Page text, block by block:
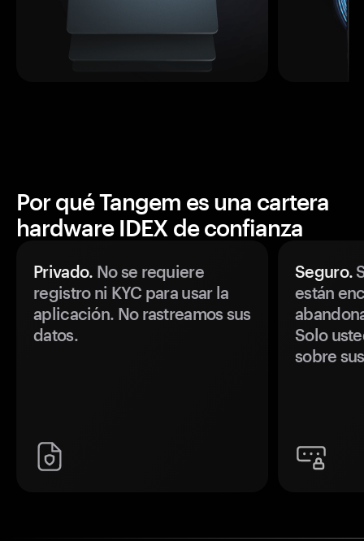
Por qué Tangem es una cartera
hardware IDEX de confianza
Privado. No se requiere
registro ni KYC para usar la
aplicación. No rastreamos sus
datos.
Seguro.
están
Solo
sobre